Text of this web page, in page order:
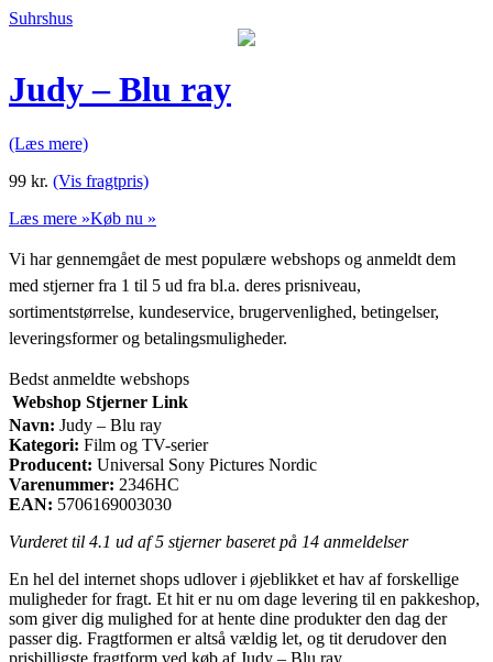
Suhrshus
Judy – Blu ray
(Læs mere)
99 kr. (Vis fragtpris)
Læs mere »Køb nu »
Vi har gennemgået de mest populære webshops og anmeldt dem
med stjerner fra 1 til 5 ud fra bl.a. deres prisniveau,
sortimentstørrelse, kundeservice, brugervenlighed, betingelser,
leveringsformer og betalingsmuligheder.
Bedst anmeldte webshops
Webshop Stjerner Link
Navn: Judy – Blu ray
Kategori: Film og TV-serier
Producent: Universal Sony Pictures Nordic
Varenummer: 2346HC
EAN: 5706169003030
Vurderet til 4.1 ud af 5 stjerner baseret på 14 anmeldelser
En hel del internet shops udlover i øjeblikket et hav af forskellige
muligheder for fragt. Et hit er nu om dage levering til en pakkeshop,
som giver dig mulighed for at hente dine produkter den dag der
passer dig. Fragtformen er altså vældig let, og tit derudover den
prisbilligste fragtform ved køb af Judy – Blu ray.